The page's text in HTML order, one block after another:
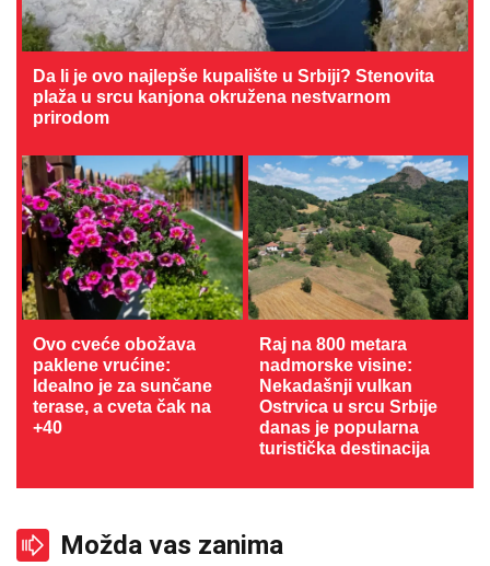
Da li je ovo najlepše kupalište u Srbiji? Stenovita
plaža u srcu kanjona okružena nestvarnom
prirodom
Ovo cveće obožava
paklene vrućine:
Idealno je za sunčane
terase, a cveta čak na
+40
Raj na 800 metara
nadmorske visine:
Nekadašnji vulkan
Ostrvica u srcu Srbije
danas je popularna
turistička destinacija
Možda vas zanima